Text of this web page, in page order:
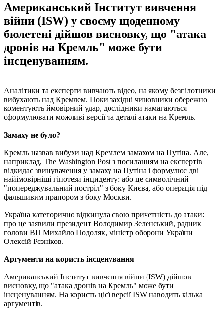
Американський Інститут вивчення
війни (ISW) у своєму щоденному
бюлетені дійшов висновку, що "атака
дронів на Кремль" може бути
інсценуванням.
Аналітики та експерти вивчають відео, на якому безпілотники
вибухають над Кремлем. Поки західні чиновники обережно
коментують ймовірний удар, дослідники намагаються
сформулювати можливі версії та деталі атаки на Кремль.
Замаху не було?
Кремль назвав вибухи над Кремлем замахом на Путіна. Але,
наприклад, The Washington Post з посиланням на експертів
відкидає звинувачення у замаху на Путіна і формулює дві
найімовірніші гіпотези інциденту: або це символічний
"попереджувальний постріл" з боку Києва, або операція під
фальшивим прапором з боку Москви.
Україна категорично відкинула свою причетність до атаки:
про це заявили президент Володимир Зеленський, радник
голови ВП Михайло Подоляк, міністр оборони України
Олексій Рєзніков.
Аргументи на користь інсценування
Американський Інститут вивчення війни (ISW) дійшов
висновку, що "атака дронів на Кремль" може бути
інсценуванням. На користь цієї версії ISW наводить кілька
аргументів.